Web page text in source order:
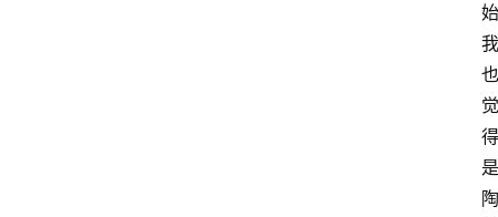
始
我
也
觉
得
是
陶